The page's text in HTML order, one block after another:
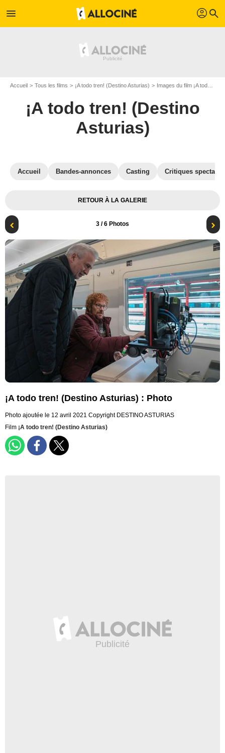
menu profil search
Accueil Tous les films ¡A todo tren! (Destino Asturias) Images du film ¡A todo tren! (Destino Asturias)
¡A todo tren! (Destino
Asturias)
Accueil Bandes-annonces Casting Critiques
RETOUR À LA GALERIE
3 / 6 Photos
¡A todo tren! (Destino Asturias) : Photo
Photo ajoutée le 12 avril 2021 Copyright DESTINO ASTURIAS
Film ¡A todo tren! (Destino Asturias)